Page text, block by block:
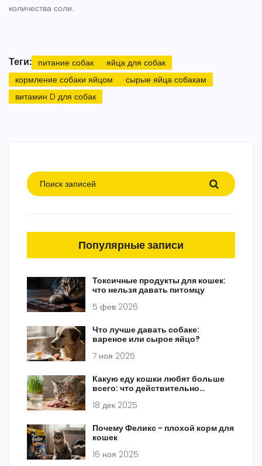
количества соли.
Теги: питание собак
яйца для собак
кормление собаки яйцом
сырые яйца собакам
витамин D для собак
Популярные записи
Токсичные продукты для кошек:
что нельзя давать питомцу
5 фев 2026
Что лучше давать собаке:
вареное или сырое яйцо?
7 ноя 2025
Какую еду кошки любят больше
всего: что действительно
18 дек 2025
Почему Феликс - плохой корм для
кошек
16 ноя 2025